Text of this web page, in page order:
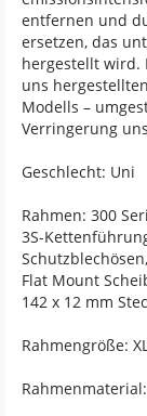
entfernen und
ersetzen, das
hergestellt wird.
uns
Modells –
Verringerung
Geschlecht: Uni
Rahmen: 300
3S-
Flat Mount
142 x 12 mm
Rahmengröße: